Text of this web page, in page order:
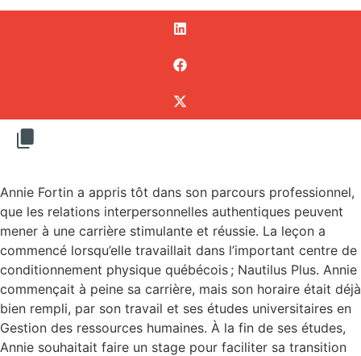
Annie Fortin a appris tôt dans son parcours professionnel,
que les relations interpersonnelles authentiques peuvent
mener à une carrière stimulante et réussie. La leçon a
commencé lorsqu’elle travaillait dans l’important centre de
conditionnement physique québécois ; Nautilus Plus. Annie
commençait à peine sa carrière, mais son horaire était déjà
bien rempli, par son travail et ses études universitaires en
Gestion des ressources humaines. À la fin de ses études,
Annie souhaitait faire un stage pour faciliter sa transition